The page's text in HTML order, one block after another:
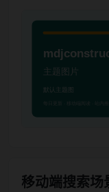
移动端搜索场